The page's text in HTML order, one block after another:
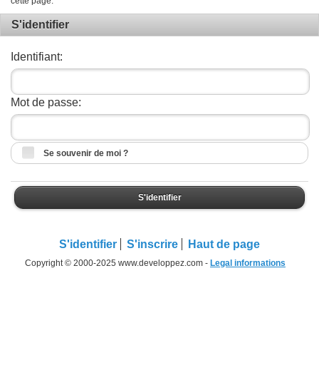
S'identifier
Identifiant:
Mot de passe:
Se souvenir de moi ?
S'identifier
S'identifier S'inscrire Haut de page
Copyright © 2000-2025 www.developpez.com - Legal informations